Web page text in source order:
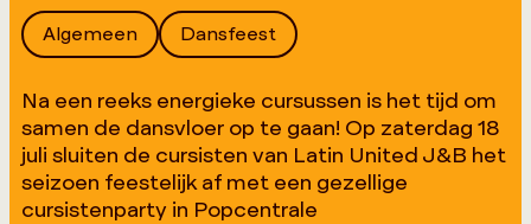
Algemeen Dansfeest
Na een reeks energieke cursussen is het tijd om
samen de dansvloer op te gaan! Op zaterdag 18
juli sluiten de cursisten van Latin United J&B het
seizoen feestelijk af met een gezellige
cursistenparty in Popcentrale